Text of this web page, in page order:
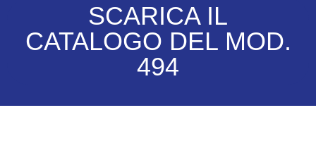
SCARICA IL
CATALOGO DEL MOD.
494